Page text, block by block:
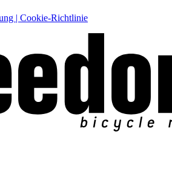
| Cookie-Richtlinie